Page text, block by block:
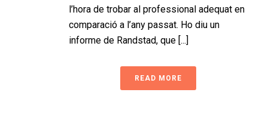
l’hora de trobar al professional adequat en
comparació a l’any passat. Ho diu un
informe de Randstad, que [...]
READ MORE